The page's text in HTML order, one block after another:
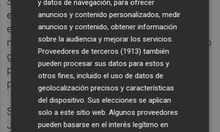
entidades independientes de banca privada
en España, con aproximadamente 19.000
millones de euros en activos de clientes bajo
gestión, y ofrece una "amplia" gama de
productos y servicios para clientes de alto
patrimonio.
Singular Bank seguirá estando dirigida por
Javier Marín, quien, junto con el equipo
y datos de navegación, para ofrecer
anuncios y contenido personalizados, medir
anuncios y contenido, obtener información
sobre la audiencia y mejorar los servicios.
Proveedores de terceros (1913) también
pueden procesar sus datos para estos y
otros fines, incluido el uso de datos de
geolocalización precisos y características
del dispositivo. Sus elecciones se aplican
solo a este sitio web. Algunos proveedores
pueden basarse en el interés legítimo en